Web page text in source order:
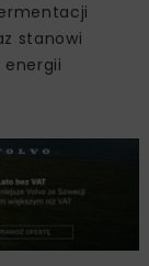
stanowi
energii